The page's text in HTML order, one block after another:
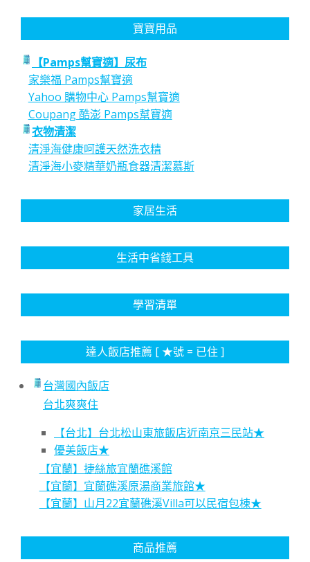
寶寶用品
【Pamps幫寶適】尿布
家樂福 Pamps幫寶適
Yahoo 購物中心 Pamps幫寶適
Coupang 酷澎 Pamps幫寶適
衣物清潔
清淨海健康呵護天然洗衣精
清淨海小麥精華奶瓶食器清潔慕斯
家居生活
生活中省錢工具
學習清單
達人飯店推薦 [ ★號 = 已住 ]
台灣國內飯店
台北爽爽住
【台北】台北松山東旅飯店近南京三民站★
優美飯店★
【宜蘭】捷絲旅宜蘭礁溪館
【宜蘭】宜蘭礁溪原湯商業旅館★
【宜蘭】山月22宜蘭礁溪Villa可以民宿包棟★
商品推薦